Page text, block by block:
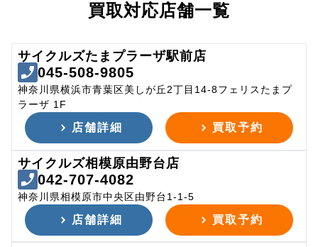
買取対応店舗一覧
サイクルズたまプラーザ駅前店
045-508-9805
神奈川県横浜市青葉区美しが丘2丁目14-8フェリスたまプ
ラーザ 1F
店舗詳細 買取予約
サイクルズ相模原由野台店
042-707-4082
神奈川県相模原市中央区由野台1-1-5
店舗詳細 買取予約